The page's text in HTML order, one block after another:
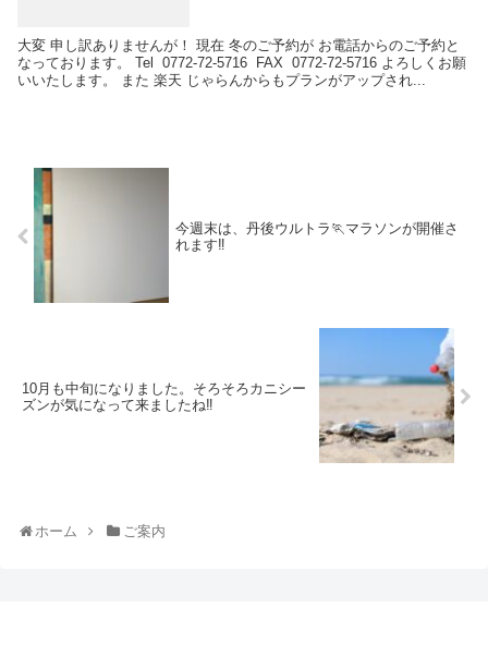
大変 申し訳ありませんが！ 現在 冬のご予約が お電話からのご予約と
なっております。 Tel 0772-72-5716 FAX 0772-72-5716 よろしくお願
いいたします。 また 楽天 じゃらんからもプランがアップされ...
今週末は、丹後ウルトラ🏃マラソンが開催さ
れます‼️
10月も中旬になりました。そろそろカニシー
ズンが気になって来ましたね‼️
ホーム ご案内